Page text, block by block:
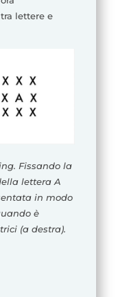
lettere e
Fissando la
lettera A
in modo
è
(a destra).